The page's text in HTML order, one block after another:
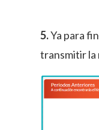
5.Ya para
transmitir la